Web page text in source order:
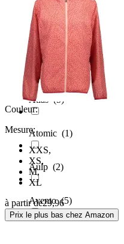
ASKSA(45)
Assos(8)
Atlas (5)
Atomic (1)
Aulp (2)
Avento(5)
Couleur:
Mesure:
XXS,
XS,
M,
XL
à partir de29,96
Prix le plus bas chez Amazon